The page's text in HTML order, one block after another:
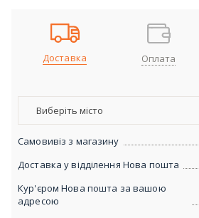
Доставка Оплата
Виберіть місто
Самовивіз з магазину
Доставка у відділення Нова пошта
Кур'єром Нова пошта за вашою
адресою